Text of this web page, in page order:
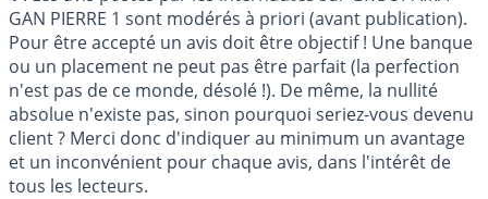
GAN PIERRE 1 sont modérés à priori (avant publication).
Pour être accepté un avis doit être objectif ! Une banque
ou un placement ne peut pas être parfait (la perfection
n'est pas de ce monde, désolé !). De même, la nullité
absolue n'existe pas, sinon pourquoi seriez-vous devenu
client ? Merci donc d'indiquer au minimum un avantage
et un inconvénient pour chaque avis, dans l'intérêt de
tous les lecteurs.